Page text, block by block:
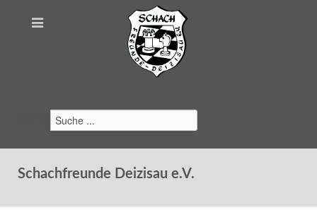
Schachfreunde Deizisau e.V.